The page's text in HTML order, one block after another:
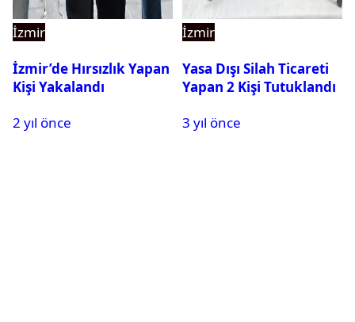
İzmir
İzmir’de Hırsızlık Yapan
Kişi Yakalandı
2 yıl önce
İzmir
Yasa Dışı Silah Ticareti
Yapan 2 Kişi Tutuklandı
3 yıl önce